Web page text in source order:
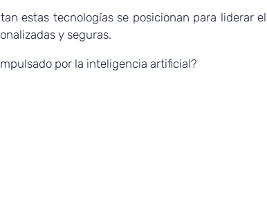
estas tecnologías se posicionan para liderar el
y seguras.
por la inteligencia artificial?